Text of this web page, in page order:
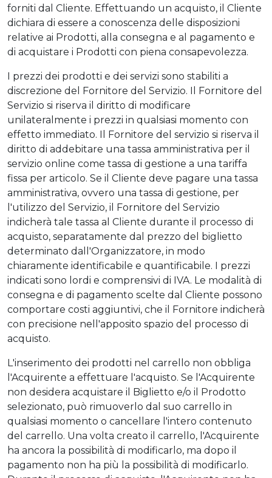
forniti dal Cliente. Effettuando un acquisto, il Cliente
dichiara di essere a conoscenza delle disposizioni
relative ai Prodotti, alla consegna e al pagamento e
di acquistare i Prodotti con piena consapevolezza.
I prezzi dei prodotti e dei servizi sono stabiliti a
discrezione del Fornitore del Servizio. Il Fornitore del
Servizio si riserva il diritto di modificare
unilateralmente i prezzi in qualsiasi momento con
effetto immediato. Il Fornitore del servizio si riserva il
diritto di addebitare una tassa amministrativa per il
servizio online come tassa di gestione a una tariffa
fissa per articolo. Se il Cliente deve pagare una tassa
amministrativa, ovvero una tassa di gestione, per
l'utilizzo del Servizio, il Fornitore del Servizio
indicherà tale tassa al Cliente durante il processo di
acquisto, separatamente dal prezzo del biglietto
determinato dall'Organizzatore, in modo
chiaramente identificabile e quantificabile. I prezzi
indicati sono lordi e comprensivi di IVA. Le modalità di
consegna e di pagamento scelte dal Cliente possono
comportare costi aggiuntivi, che il Fornitore indicherà
con precisione nell'apposito spazio del processo di
acquisto.
L'inserimento dei prodotti nel carrello non obbliga
l'Acquirente a effettuare l'acquisto. Se l'Acquirente
non desidera acquistare il Biglietto e/o il Prodotto
selezionato, può rimuoverlo dal suo carrello in
qualsiasi momento o cancellare l'intero contenuto
del carrello. Una volta creato il carrello, l'Acquirente
ha ancora la possibilità di modificarlo, ma dopo il
pagamento non ha più la possibilità di modificarlo.